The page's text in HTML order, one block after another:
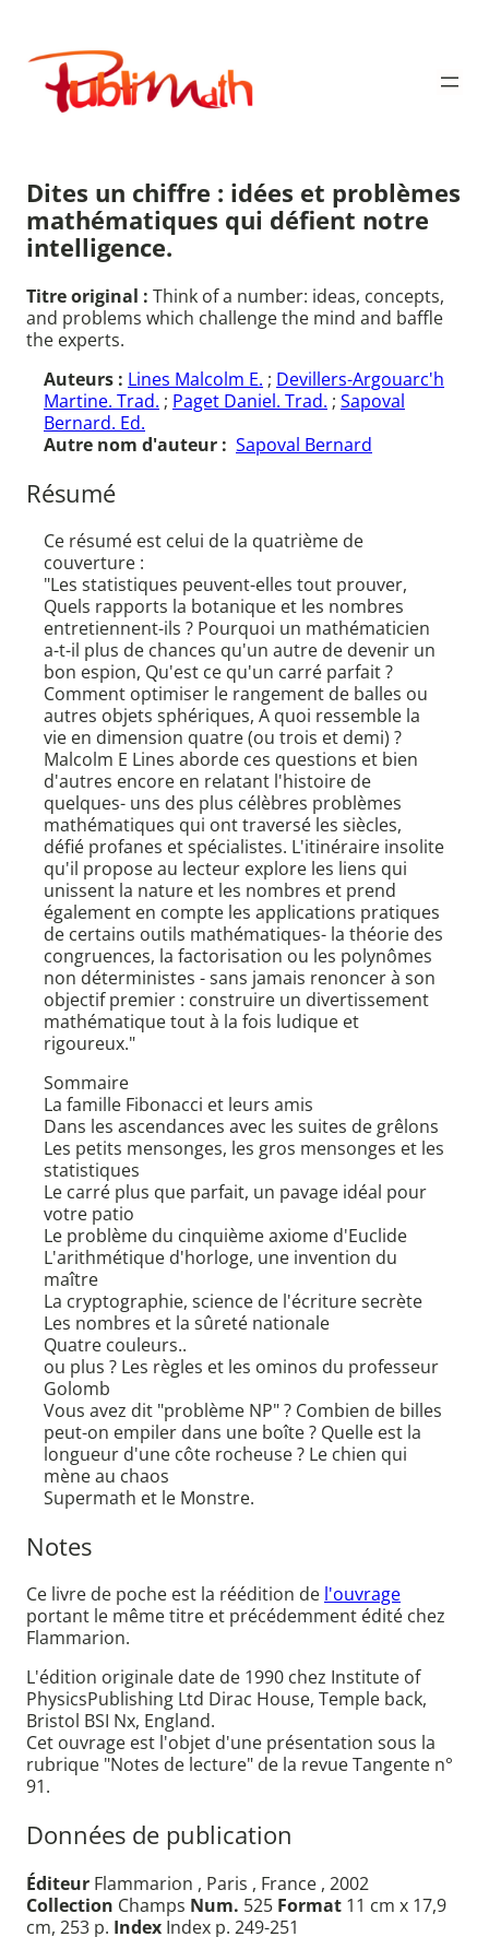
contenu
Publimath
Dites un chiffre : idées et problèmes
mathématiques qui défient notre
intelligence.
Titre original : Think of a number: ideas, concepts,
and problems which challenge the mind and baffle
the experts.
Auteurs : Lines Malcolm E. ; Devillers-Argouarc'h
Martine. Trad. ; Paget Daniel. Trad. ; Sapoval
Bernard. Ed.
Autre nom d'auteur : Sapoval Bernard
Résumé
Ce résumé est celui de la quatrième de
couverture :
"Les statistiques peuvent-elles tout prouver,
Quels rapports la botanique et les nombres
entretiennent-ils ? Pourquoi un mathématicien
a-t-il plus de chances qu'un autre de devenir un
bon espion, Qu'est ce qu'un carré parfait ?
Comment optimiser le rangement de balles ou
autres objets sphériques, A quoi ressemble la
vie en dimension quatre (ou trois et demi) ?
Malcolm E Lines aborde ces questions et bien
d'autres encore en relatant l'histoire de
quelques- uns des plus célèbres problèmes
mathématiques qui ont traversé les siècles,
défié profanes et spécialistes. L'itinéraire insolite
qu'il propose au lecteur explore les liens qui
unissent la nature et les nombres et prend
également en compte les applications pratiques
de certains outils mathématiques- la théorie des
congruences, la factorisation ou les polynômes
non déterministes - sans jamais renoncer à son
objectif premier : construire un divertissement
mathématique tout à la fois ludique et
rigoureux."
Sommaire
La famille Fibonacci et leurs amis
Dans les ascendances avec les suites de grêlons
Les petits mensonges, les gros mensonges et les
statistiques
Le carré plus que parfait, un pavage idéal pour
votre patio
Le problème du cinquième axiome d'Euclide
L'arithmétique d'horloge, une invention du
maître
La cryptographie, science de l'écriture secrète
Les nombres et la sûreté nationale
Quatre couleurs..
ou plus ? Les règles et les ominos du professeur
Golomb
Vous avez dit "problème NP" ? Combien de billes
peut-on empiler dans une boîte ? Quelle est la
longueur d'une côte rocheuse ? Le chien qui
mène au chaos
Supermath et le Monstre.
Notes
Ce livre de poche est la réédition de l'ouvrage
portant le même titre et précédemment édité chez
Flammarion.
L'édition originale date de 1990 chez Institute of
PhysicsPublishing Ltd Dirac House, Temple back,
Bristol BSI Nx, England.
Cet ouvrage est l'objet d'une présentation sous la
rubrique "Notes de lecture" de la revue Tangente n°
91.
Données de publication
Éditeur Flammarion , Paris , France , 2002
Collection Champs Num. 525 Format 11 cm x 17,9
cm, 253 p. Index Index p. 249-251